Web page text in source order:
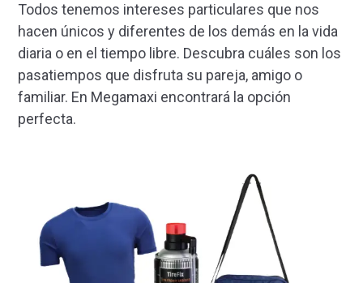
Todos tenemos intereses particulares que nos
hacen únicos y diferentes de los demás en la vida
diaria o en el tiempo libre. Descubra cuáles son los
pasatiempos que disfruta su pareja, amigo o
familiar. En Megamaxi encontrará la opción
perfecta.